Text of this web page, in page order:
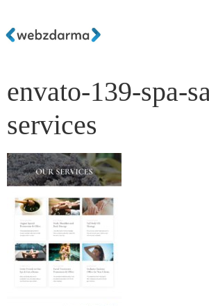
envato-139-spa-
services